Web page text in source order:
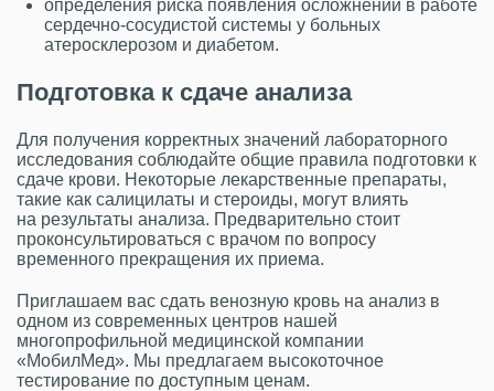
определения риска появления осложнений в работе
сердечно-сосудистой системы у больных
атеросклерозом и диабетом.
Подготовка к сдаче анализа
Для получения корректных значений лабораторного
исследования соблюдайте общие правила подготовки к
сдаче крови. Некоторые лекарственные препараты,
такие как салицилаты и стероиды, могут влиять
на результаты анализа. Предварительно стоит
проконсультироваться с врачом по вопросу
временного прекращения их приема.
Приглашаем вас сдать венозную кровь на анализ в
одном из современных центров нашей
многопрофильной медицинской компании
«МобилМед». Мы предлагаем высокоточное
тестирование по доступным ценам.